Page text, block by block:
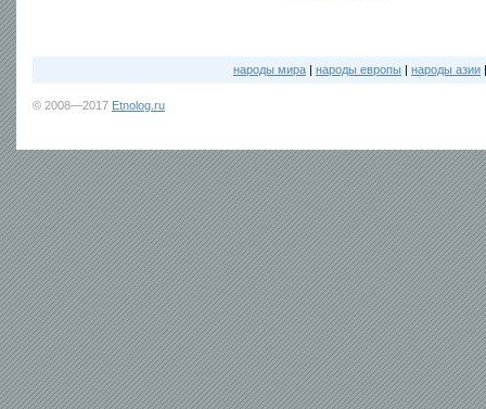
народы мира | народы европы | народы азии
© 2008—2017 Etnolog.ru